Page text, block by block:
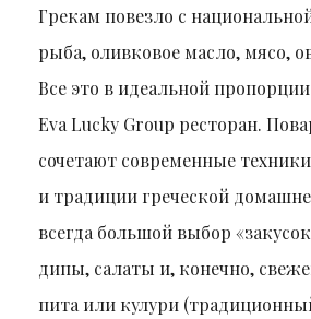
Грекам повезло с
рыба, оливковое масло, мясо,
Все это в идеальной
Eva Lucky Group ресторан.
сочетают современные
и традиции греческой
всегда большой выбор
дипы, салаты и, конечно,
пита или кулури